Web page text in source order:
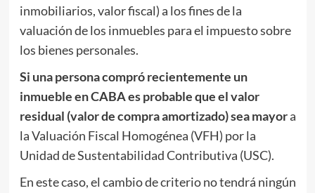
inmobiliarios, valor fiscal) a los fines de la
valuación de los inmuebles para el impuesto sobre
los bienes personales.
Si una persona compró recientemente un
inmueble en CABA es probable que el valor
residual (valor de compra amortizado) sea mayora
la Valuación Fiscal Homogénea (VFH) por la
Unidad de Sustentabilidad Contributiva (USC).
En este caso, el cambio de criterio no tendrá ningún